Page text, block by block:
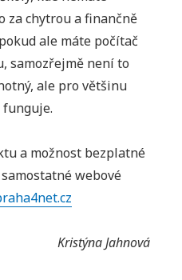
za chytrou a finančně
ale máte počítač
samozřejmě není to
ale pro většinu
a možnost bezplatné
webové
Kristýna Jahnová